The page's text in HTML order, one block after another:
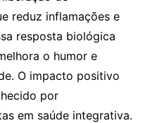
reduz inflamações e
resposta biológica
o humor e
O impacto positivo
por
em saúde integrativa.